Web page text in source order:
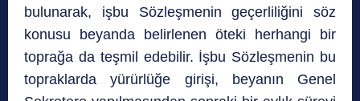
bulunarak, işbu Sözleşmenin geçerliliğini söz
konusu beyanda belirlenen öteki herhangi bir
toprağa da teşmil edebilir. İşbu Sözleşmenin bu
topraklarda yürürlüğe girişi, beyanın Genel